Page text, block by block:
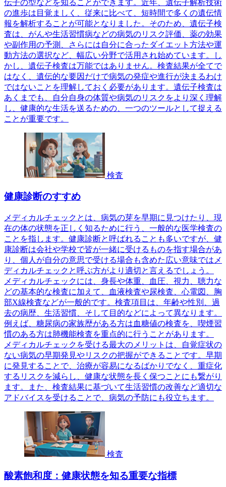
伝子の型などを知ることができます。近年、遺伝子解析技術
の進歩は目覚ましく、従来に比べて、短時間で多くの遺伝情
報を解析することが可能となりました。そのため、遺伝子検
査は、がんや生活習慣病などの病気のリスク評価、薬の効果
や副作用の予測、さらには自分に合ったダイエット方法や運
動方法の選択など、幅広い分野で活用され始めています。し
かし、遺伝子検査は万能ではありません。検査結果が全てで
はなく、遺伝的な要因だけで病気の発症や進行が決まるわけ
ではないことを理解しておく必要があります。遺伝子検査は
あくまでも、自分自身の体質や病気のリスクをより深く理解
し、健康的な生活を送るための、一つのツールとして捉える
ことが重要です。
検査
健康診断のすすめ
メディカルチェックとは、病気の芽を早期に見つけたり、現
在の体の状態を正しく知るために行う、一般的な医学検査の
ことを指します。健康診断と呼ばれることも多いですが、健
康診断は会社や学校で皆が一緒に受けるものを指す場合があ
り、個人が自分の意思で受ける場合も含めた広い意味ではメ
ディカルチェックと呼ぶ方がより適切と言えるでしょう。
メディカルチェックには、身長や体重、血圧、視力、聴力な
どの基本的な検査に加えて、血液検査や尿検査、心電図、胸
部X線検査などが一般的です。検査項目は、年齢や性別、過
去の病歴、生活習慣、そして目的などによって異なります。
例えば、糖尿病の家族歴がある方は血糖値の検査を、喫煙習
慣のある方は肺機能検査を重点的に行うことがあります。
メディカルチェックを受ける最大のメリットは、自覚症状の
ない病気の早期発見やリスクの把握ができることです。早期
に発見することで、治療が容易になるばかりでなく、重症化
するリスクを減らし、健康な状態を長く保つことにも繋がり
ます。また、検査結果に基づいて生活習慣の改善など適切な
アドバイスを受けることで、病気の予防にも役立ちます。
検査
酸素飽和度：健康状態を知る重要な指標